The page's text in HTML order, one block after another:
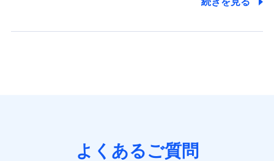
当社は利用目的の達成に必要な範囲内において個人情報
よくあるご質問